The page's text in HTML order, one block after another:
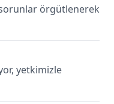
sorunlar örgütlenerek
yetkimizle